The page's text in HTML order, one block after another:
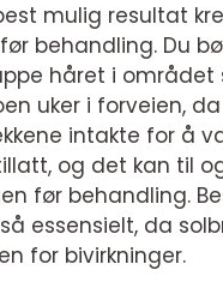
mulig resultat
behandling. Du
håret i området
uker i forveien,
intakte for å
og det kan til
før behandling.
essensielt, da
for bivirkninger.